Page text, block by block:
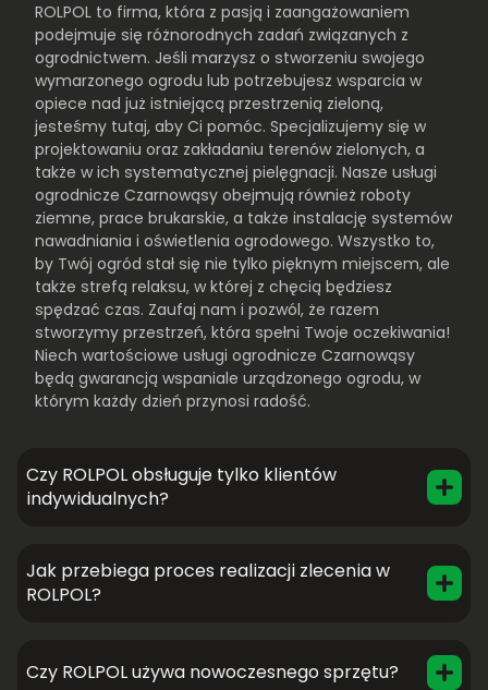
ROLPOL to firma, która z pasją i zaangażowaniem
podejmuje się różnorodnych zadań związanych z
ogrodnictwem. Jeśli marzysz o stworzeniu swojego
wymarzonego ogrodu lub potrzebujesz wsparcia w
opiece nad już istniejącą przestrzenią zieloną,
jesteśmy tutaj, aby Ci pomóc. Specjalizujemy się w
projektowaniu oraz zakładaniu terenów zielonych, a
także w ich systematycznej pielęgnacji. Nasze usługi
ogrodnicze Czarnowąsy obejmują również roboty
ziemne, prace brukarskie, a także instalację systemów
nawadniania i oświetlenia ogrodowego. Wszystko to,
by Twój ogród stał się nie tylko pięknym miejscem, ale
także strefą relaksu, w której z chęcią będziesz
spędzać czas. Zaufaj nam i pozwól, że razem
stworzymy przestrzeń, która spełni Twoje oczekiwania!
Niech wartościowe usługi ogrodnicze Czarnowąsy
będą gwarancją wspaniale urządzonego ogrodu, w
którym każdy dzień przynosi radość.
Czy ROLPOL obsługuje tylko klientów
indywidualnych?
Jak przebiega proces realizacji zlecenia w
ROLPOL?
Czy ROLPOL używa nowoczesnego sprzętu?